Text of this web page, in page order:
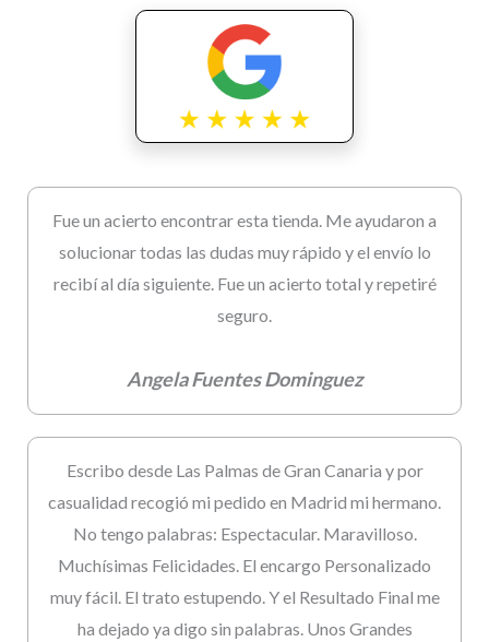
Fue un acierto encontrar esta tienda. Me ayudaron a
solucionar todas las dudas muy rápido y el envío lo
recibí al día siguiente. Fue un acierto total y repetiré
seguro.
Angela Fuentes Dominguez
Escribo desde Las Palmas de Gran Canaria y por
casualidad recogió mi pedido en Madrid mi hermano.
No tengo palabras: Espectacular. Maravilloso.
Muchísimas Felicidades. El encargo Personalizado
muy fácil. El trato estupendo. Y el Resultado Final me
ha dejado ya digo sin palabras. Unos Grandes